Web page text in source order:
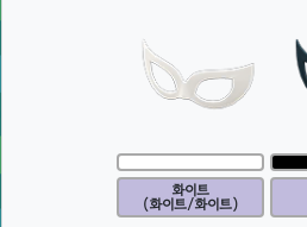
화이트
(화이트/화이트)